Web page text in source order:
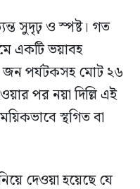
সুদৃঢ় ও স্পষ্ট। গত
একটি ভয়াবহ
জন পর্যটকসহ মোট ২৬
পর নয়া দিল্লি এই
স্থগিত বা
দেওয়া হয়েছে যে